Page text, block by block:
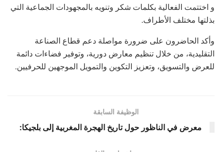
و اختتمت الفعالية بكلمات شكر وتنويه بالمجهودات الجماعية التي
بذلتها مختلف الأطراف.
وأكد الحاضرون على ضرورة مواصلة دعم قطاع الصناعة
التقليدية، من خلال تنظيم معارض دورية، وتوفير فضاءات دائمة
للعرض والتسويق، وتعزيز التكوين والتمويل الموجهين للحرفيين.
الوظيفة السابقة
معرض في الناظور حول تاريخ الهجرة المغربية إلى بلجيكا: